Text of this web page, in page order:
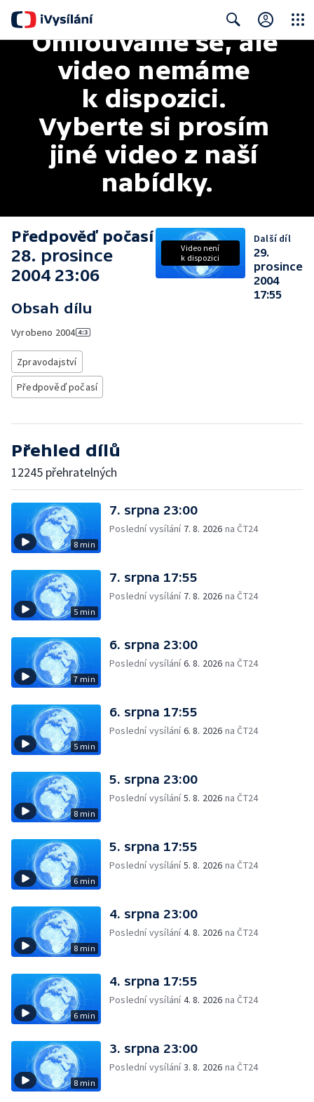
Search
Omlouváme se, ale
video nemáme
k dispozici.
Vyberte si prosím
jiné video z naší
nabídky.
Předpověď počasí
28. prosince
2004 23:06
Obsah dílu
Vyrobeno 2004
Zpravodajství
Předpověď počasí
Video není
k dispozici
Další díl
29.
prosince
2004
17:55
Přehled dílů
12245 přehratelných
8 min
7. srpna 23:00
Poslední vysílání 7. 8. 2026 na ČT24
5 min
7. srpna 17:55
Poslední vysílání 7. 8. 2026 na ČT24
7 min
6. srpna 23:00
Poslední vysílání6. 8. 2026 na ČT24
5 min
6. srpna 17:55
Poslední vysílání6. 8. 2026 na ČT24
8 min
5. srpna 23:00
Poslední vysílání5. 8. 2026 na ČT24
6 min
5. srpna 17:55
Poslední vysílání5. 8. 2026 na ČT24
8 min
4. srpna 23:00
Poslední vysílání4. 8. 2026 na ČT24
6 min
4. srpna 17:55
Poslední vysílání4. 8. 2026 na ČT24
8 min
3. srpna 23:00
Poslední vysílání3. 8. 2026 na ČT24